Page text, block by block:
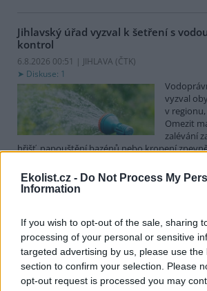
Ekolist.cz - Do Not Process My
Information
If you wish to opt-out of the sale, sharing
processing of your personal or sensitive
targeted advertising by us, please use the
section to confirm your selection. Please
opt-out request is processed you may
Jihlavský úřad vyzval k šetření s
kontrol
6.8.2026 00:51 | JIHLAVA (ČTK)
Diskuse: 1
vyzval
v
Omezit
zalévání
hřišť, napouštění bazénů nebo kropení
kontrolovat povolené odběry. Výzva k šetření
všechny obce spadající pod Jihlavu jako obec s
Celníci odhalili gang překupníků
stovku ptáků
5.8.2026 20:13 (ČTK)
Celníci